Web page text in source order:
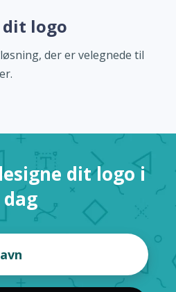
dit logo
der er velegnede til
dit logo i
dag